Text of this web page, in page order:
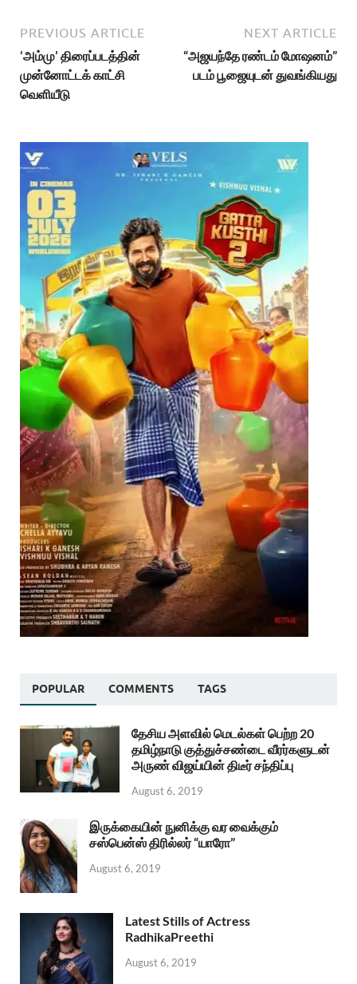
PREVIOUS ARTICLE
‘அம்மு’ திரைப்படத்தின்
முன்னோட்டக் காட்சி
வெளியீடு
NEXT ARTICLE
“அஜயந்தே ரண்டம் மோஷனம்”
படம் பூஜையுடன் துவங்கியது
POPULAR COMMENTS TAGS
தேசிய அளவில் மெடல்கள் பெற்ற 20
தமிழ்நாடு குத்துச்சண்டை வீரர்களுடன்
அருண் விஜய்யின் திடீர் சந்திப்பு
August 6, 2019
இருக்கையின் நுனிக்கு வர வைக்கும்
சஸ்பென்ஸ் திரில்லர் “யாரோ”
August 6, 2019
Latest Stills of Actress
RadhikaPreethi
August 6, 2019